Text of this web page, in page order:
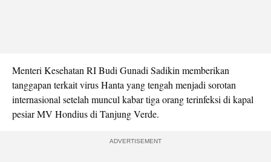
Menteri Kesehatan RI Budi Gunadi Sadikin memberikan
tanggapan terkait virus Hanta yang tengah menjadi sorotan
internasional setelah muncul kabar tiga orang terinfeksi di kapal
pesiar MV Hondius di Tanjung Verde.
ADVERTISEMENT